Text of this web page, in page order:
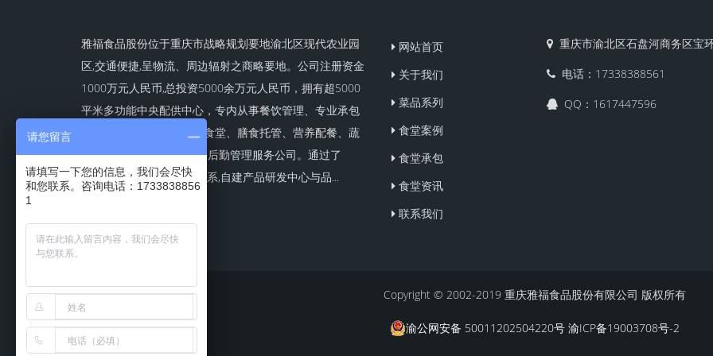
雅福食品股份位于重庆市战略规划要地渝北区现代农业园
区,交通便捷,呈物流、周边辐射之商略要地。公司注册资金
1000万元人民币,总投资5000余万元人民币，拥有超5000
平米多功能中央配供中心，专内从事餐饮管理、专业承包
大中型企业、学校、医院食堂、膳食托管、营养配餐、蔬
菜粮油配供等-体化经营的后勤管理服务公司。通过了
IS022000食品安全管理体系,自建产品研发中心与品...
网站首页
关于我们
菜品系列
食堂案例
食堂承包
食堂资讯
联系我们
重庆市渝北区石盘河商务区宝
电话：17338388561
QQ：1617447596
Copyright © 2002-2019 重庆雅福食品股份有限公司 版权所有
渝公网安备 50011202504220号 渝ICP备19003708号-2
请您留言
请填写一下您的信息，我们会尽快
和您联系。咨询电话：1733838856
1